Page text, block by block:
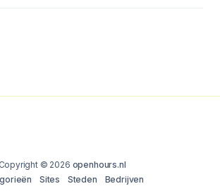
Copyright © 2026 openhours.nl
Sites Steden
Bedrijven